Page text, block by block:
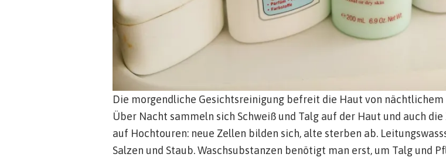
Die morgendliche Gesichtsreinigung befreit die Haut von nächtlichem
Über Nacht sammeln sich Schweiß und Talg auf der Haut und auch
auf Hochtouren: neue Zellen bilden sich, alte sterben ab.
Salzen und Staub. Waschsubstanzen benötigt man erst, um Talg und